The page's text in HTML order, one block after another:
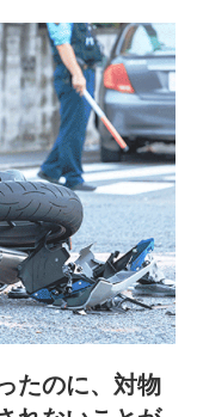
業務、契約締結手
準ずる業務の遂行
の遂行のため
法人向けASPサー
に有用なお知らせ
たのに、対物